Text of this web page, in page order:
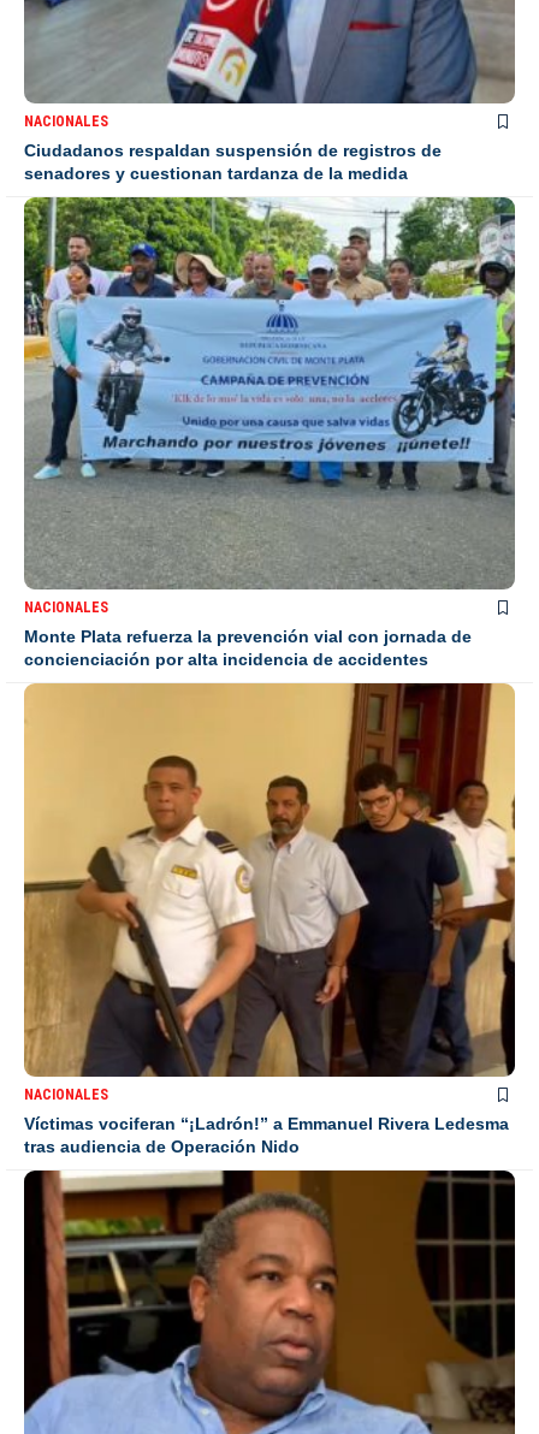
NACIONALES
Ciudadanos respaldan suspensión de registros de
senadores y cuestionan tardanza de la medida
NACIONALES
Monte Plata refuerza la prevención vial con jornada de
concienciación por alta incidencia de accidentes
NACIONALES
Víctimas vociferan “¡Ladrón!” a Emmanuel Rivera Ledesma
tras audiencia de Operación Nido